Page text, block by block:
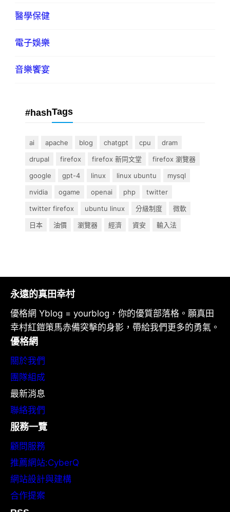
醫學保健
電子娛樂
音樂饗宴
#hashTags
ai apache blog chatgpt cpu
dram
drupal
firefox firefox 新同文堂
firefox 瀏覽器
google
gpt-4 linux linux ubuntu
mysql
nvidia
ogame openai php
twitter
twitter firefox
ubuntu linux 分級制度
微軟
日本
油價 瀏覽器 經濟 資安 輸入法
永遠的真田幸村
優格網 Yblog = yourblog，你的優質部落格。願真田
幸村紅鎧策馬赤備突擊的身影，帶給我們更多的勇氣。
優格網
關於我們
團隊組成
最新消息
聯絡我們
服務一覽
顧問服務
推薦網站:CyberQ
網站設計與建構
合作提案